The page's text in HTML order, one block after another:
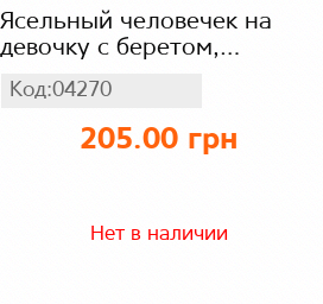
Ясельный человечек на
девочку с беретом,
Код:04270
205.00 грн
Нет в наличии